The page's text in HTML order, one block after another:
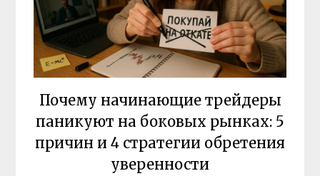
Почему начинающие трейдеры
паникуют на боковых рынках: 5
причин и 4 стратегии обретения
уверенности